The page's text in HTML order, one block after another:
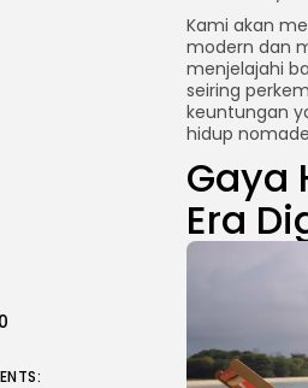
Kami akan
modern dan
menjelajahi
seiring
keuntungan
hidup
Gaya
Era
0